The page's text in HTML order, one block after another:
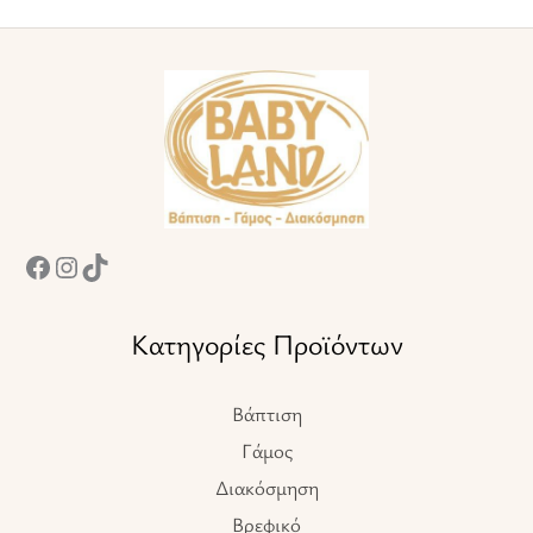
Κατηγορίες Προϊόντων
Βάπτιση
Γάμος
Διακόσμηση
Βρεφικό